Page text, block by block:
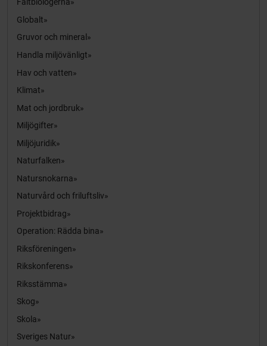
Fältbiologerna
Globalt
Gruvor och mineral
Handla miljövänligt
Hav och vatten
Klimat
Mat och jordbruk
Miljögifter
Miljöjuridik
Naturfalken
Natursnokarna
Naturvård och friluftsliv
Projektbidrag
Operation: Rädda bina
Riksföreningen
Rikskonferens
Riksstämma
Skog
Skola
Sveriges Natur